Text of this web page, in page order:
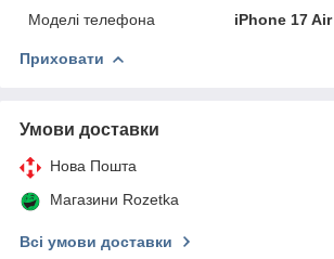
Моделі телефона
iPhone 17 Air
Приховати
Умови доставки
Нова Пошта
Магазини Rozetka
Всі умови доставки